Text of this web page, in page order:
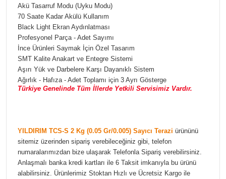
Akü Tasarruf Modu (Uyku Modu)
70 Saate Kadar Akülü Kullanım
Black Light Ekran Aydınlatması
Profesyonel Parça - Adet Sayımı
İnce Ürünleri Saymak İçin Özel Tasarım
SMT Kalite Anakart ve Entegre Sistemi
Aşırı Yük ve Darbelere Karşı Dayanıklı Sistem
Ağırlık - Hafıza - Adet Toplamı için 3 Ayrı Gösterge
Türkiye Genelinde Tüm İllerde Yetkili Servisimiz Vardır.
YILDIRIM TCS-S 2 Kg (0.05 Gr/0.005) Sayıcı Terazi ürününü
sitemiz üzerinden sipariş verebileceğiniz gibi, telefon
numaralarımızdan bize ulaşarak Telefonla Sipariş verebilirsiniz.
Anlaşmalı banka kredi kartları ile 6 Taksit imkanıyla bu ürünü
alabilirsiniz. Ürünlerimiz Stoktan Hızlı ve Ücretsiz Kargo ile